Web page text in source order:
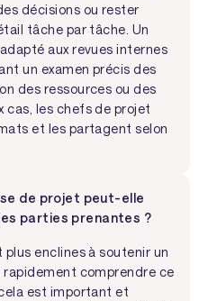
décisions ou rester
tâche par tâche. Un
aux revues internes
un examen précis des
des ressources ou des
cas, les chefs de projet
et les partagent selon
de projet peut-elle
parties prenantes ?
enclines à soutenir un
rapidement comprendre ce
est important et